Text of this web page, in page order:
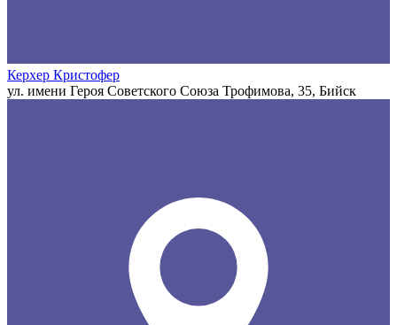
Керхер Кристофер
ул. имени Героя Советского Союза Трофимова, 35, Бийск